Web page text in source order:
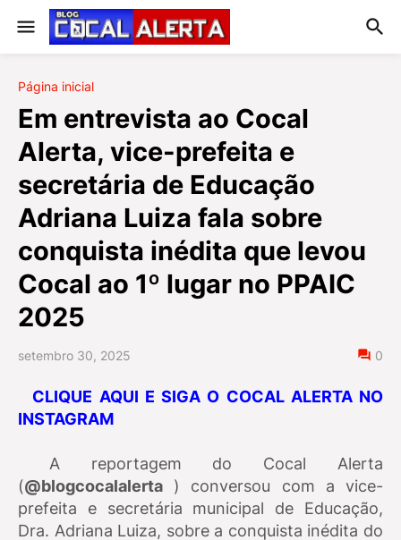
Página inicial
Em entrevista ao Cocal
Alerta, vice-prefeita e
secretária de Educação
Adriana Luiza fala sobre
conquista inédita que levou
Cocal ao 1º lugar no PPAIC
2025
setembro 30, 2025 0
CLIQUE AQUI E SIGA O COCAL ALERTA NO
INSTAGRAM
A reportagem do Cocal Alerta
(@blogcocalalerta ) conversou com a vice-
prefeita e secretária municipal de Educação,
Dra. Adriana Luiza, sobre a conquista inédita do